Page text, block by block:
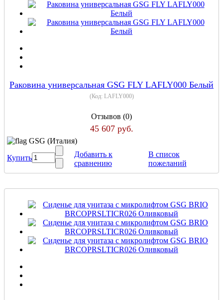
Раковина универсальная GSG FLY LAFLY000 Белый
(Код: LAFLY000)
Отзывов (0)
45 607 руб.
GSG (Италия)
Купить
Добавить к
сравнению
В список
пожеланий